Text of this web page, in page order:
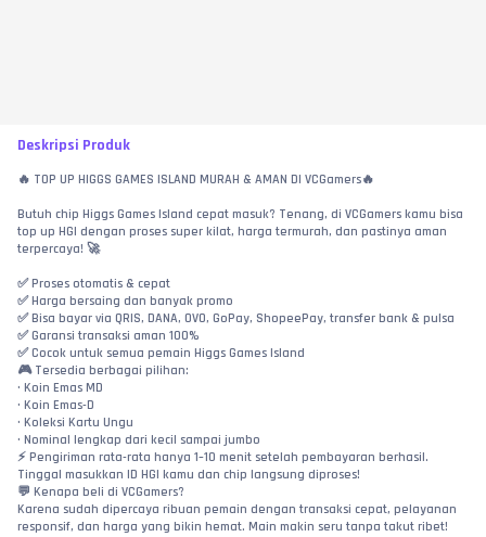
Deskripsi Produk
🔥 TOP UP HIGGS GAMES ISLAND MURAH & AMAN DI VCGamers🔥
Butuh chip Higgs Games Island cepat masuk? Tenang, di VCGamers kamu bisa
top up HGI dengan proses super kilat, harga termurah, dan pastinya aman
terpercaya! 🚀
✅ Proses otomatis & cepat
✅ Harga bersaing dan banyak promo
✅ Bisa bayar via QRIS, DANA, OVO, GoPay, ShopeePay, transfer bank & pulsa
✅ Garansi transaksi aman 100%
✅ Cocok untuk semua pemain Higgs Games Island
🎮 Tersedia berbagai pilihan:
• Koin Emas MD
• Koin Emas-D
• Koleksi Kartu Ungu
• Nominal lengkap dari kecil sampai jumbo
⚡ Pengiriman rata-rata hanya 1–10 menit setelah pembayaran berhasil.
Tinggal masukkan ID HGI kamu dan chip langsung diproses!
💬 Kenapa beli di VCGamers?
Karena sudah dipercaya ribuan pemain dengan transaksi cepat, pelayanan
responsif, dan harga yang bikin hemat. Main makin seru tanpa takut ribet!